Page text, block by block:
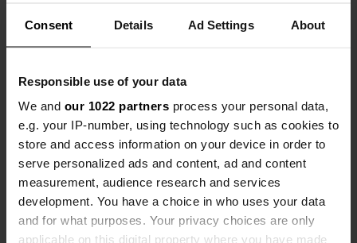
Consent Details Ad Settings About
Responsible use of your data
We and our 1022 partners process your personal data,
e.g. your IP-number, using technology such as cookies to
store and access information on your device in order to
serve personalized ads and content, ad and content
measurement, audience research and services
development. You have a choice in who uses your data
and for what purposes. Your privacy choices are only
applicable on this digital property where you have made
BD24 9LX, Langcliffe, Verenigd Koninkrijk
54° 4' 51" N 2° 16' 46" W
Kopiëren
54.08090467 -2.27934534
Upgrade naarPRO+
voor alle contactgegevens PRO+